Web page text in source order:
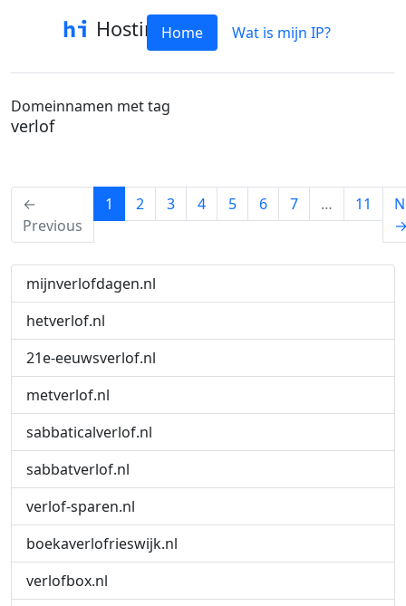
HostinfoHome Wat is mijn IP?
Domeinnamen met tag
verlof
←
Previous
1 (current)
2 3 4 5 6 7 … 11
mijnverlofdagen.nl
hetverlof.nl
21e-eeuwsverlof.nl
metverlof.nl
sabbaticalverlof.nl
sabbatverlof.nl
verlof-sparen.nl
boekaverlofrieswijk.nl
verlofbox.nl